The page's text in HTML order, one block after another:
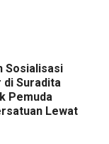
Sosialisasi
di Suradita
Pemuda
Lewat